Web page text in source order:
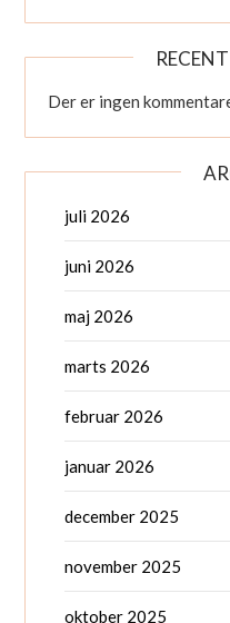
Der er ingen
juli 2026
juni 2026
maj 2026
marts 2026
februar 2026
januar 2026
december 2025
november 2025
oktober 2025